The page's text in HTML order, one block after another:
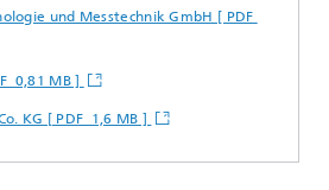
und Messtechnik GmbH [ PDF
0,81 MB ]
KG [ PDF 1,6 MB ]